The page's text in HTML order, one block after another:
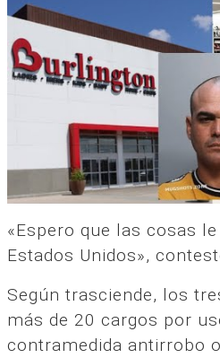
«Espero que las cosas
Estados Unidos»,
Según trasciende, los
más de 20 cargos por
contramedida antirrobo